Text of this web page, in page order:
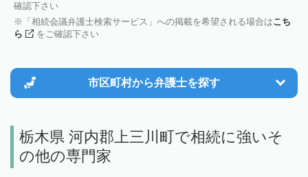
確認下さい
「相続会議弁護士検索サービス」への掲載を希望される場合はこち
ら
をご確認下さい
市区町村から弁護士を探す
栃木県 河内郡上三川町で相続に強いそ
の他の専門家